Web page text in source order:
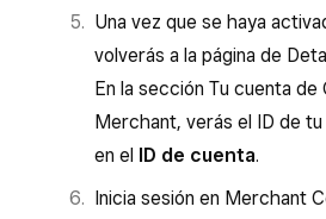
Una vez que se haya
volverás a la página de
En la sección Tu cuenta de
Merchant, verás el ID de
en el ID de cuenta.
Inicia sesión en Merchant